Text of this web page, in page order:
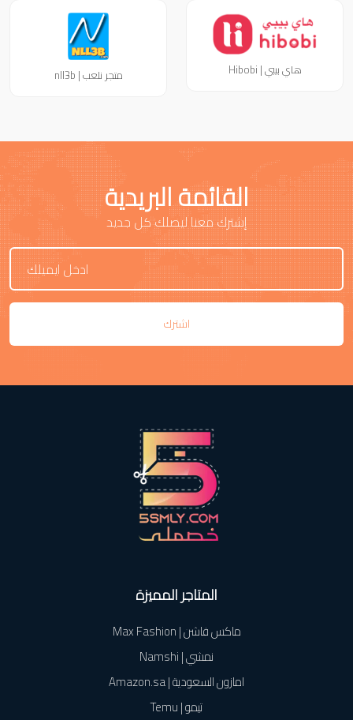
هاي بيبي | Hibobi متجر نلعب | nll3b
القائمة البريدية
إشترك معنا ليصلك كل جديد
اشترك
المتاجر المميزة
ماكس فاشن | Max Fashion
نمشي | Namshi
امازون السعودية | Amazon.sa
تيمو | Temu